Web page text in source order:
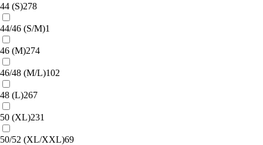
44 (S)278
44/46 (S/M)1
46 (M)274
46/48 (M/L)102
48 (L)267
50 (XL)231
50/52 (XL/XXL)69